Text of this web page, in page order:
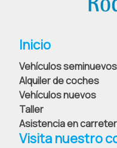
Inicio
Vehículos seminuevos
Alquiler de coches
Vehículos nuevos
Taller
Asistencia en
Visita nuestro